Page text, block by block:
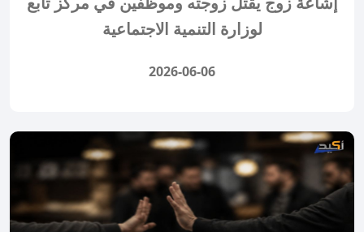
لوزارة التنمية الاجتماعية
2026-06-06